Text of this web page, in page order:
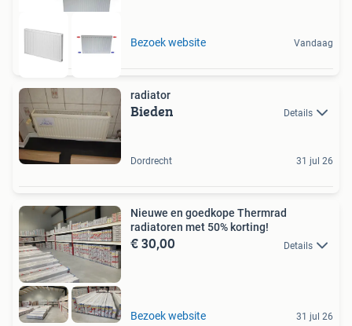
Bezoek website Vandaag
radiator
Bieden Details
Dordrecht 31 jul 26
Nieuwe en goedkope Thermrad
radiatoren met 50% korting!
€ 30,00 Details
Bezoek website 31 jul 26